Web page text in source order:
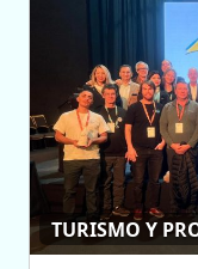
TURISMO Y